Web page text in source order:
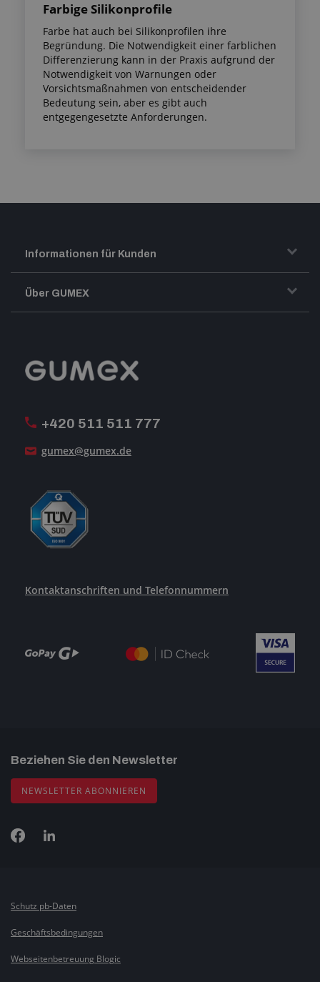
Farbige Silikonprofile
Farbe hat auch bei Silikonprofilen ihre
Begründung. Die Notwendigkeit einer farblichen
Differenzierung kann in der Praxis aufgrund der
Notwendigkeit von Warnungen oder
Vorsichtsmaßnahmen von entscheidender
Bedeutung sein, aber es gibt auch
entgegengesetzte Anforderungen.
+420 511 511 777
gumex@gumex.de
Kontaktanschriften und Telefonnummern
Informationen für Kunden
Transport und Warenversand
Reklamation
Über GUMEX
GUMEX stellt sich vor
Beziehen Sie den Newsletter
NEWSLETTER ABONNIEREN
Schutz pb-Daten
Geschäftsbedingungen
Webseitenbetreuung Blogic